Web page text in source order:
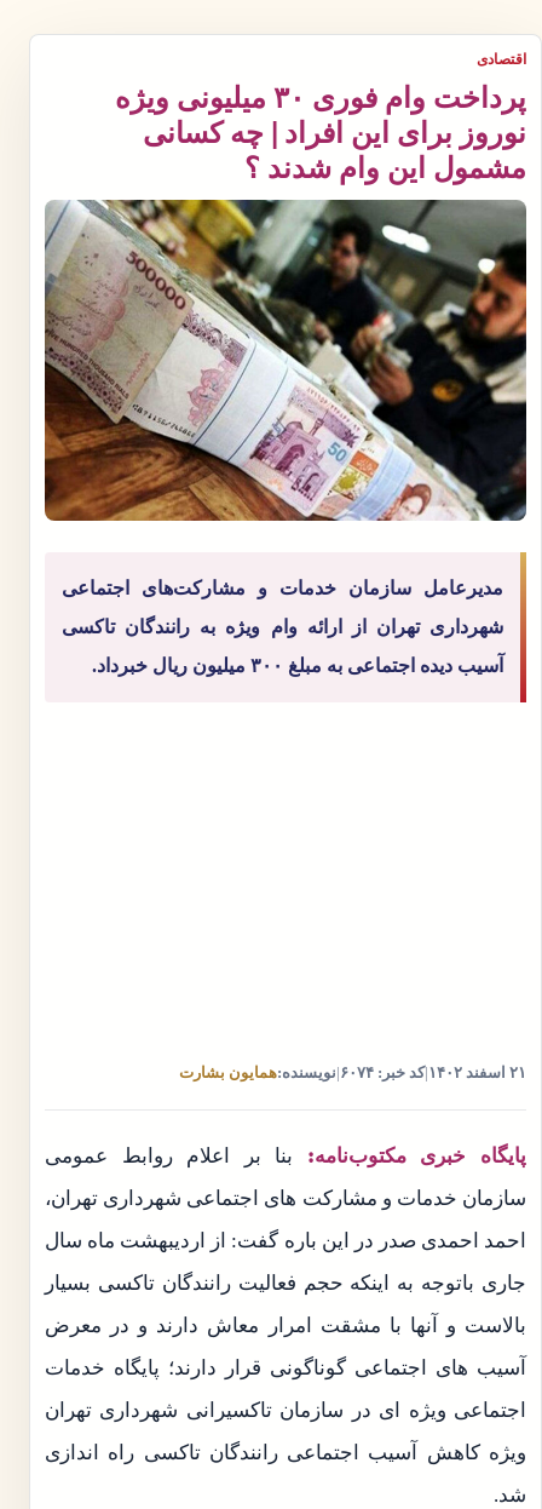
اقتصادی
پرداخت وام فوری ۳۰ میلیونی ویژه
نوروز برای این افراد | چه کسانی
مشمول این وام شدند ؟
مدیرعامل سازمان خدمات و مشارکت‌های اجتماعی
شهرداری تهران از ارائه وام ویژه به رانندگان تاکسی
آسیب دیده اجتماعی به مبلغ ۳۰۰ میلیون ریال خبرداد.
۲۱ اسفند ۱۴۰۲ |کد خبر: ۶۰۷۴ نویسنده:همایون بشارت
پایگاه خبری مکتوب‌نامه: بنا بر اعلام روابط عمومی
سازمان خدمات و مشارکت های اجتماعی شهرداری تهران،
احمد احمدی صدر در این باره گفت: از اردیبهشت ماه سال
جاری باتوجه به اینکه حجم فعالیت رانندگان تاکسی بسیار
بالاست و آنها با مشقت امرار معاش دارند و در معرض
آسیب های اجتماعی گوناگونی قرار دارند؛ پایگاه خدمات
اجتماعی ویژه ای در سازمان تاکسیرانی شهرداری تهران
ویژه کاهش آسیب اجتماعی رانندگان تاکسی راه اندازی
شد.